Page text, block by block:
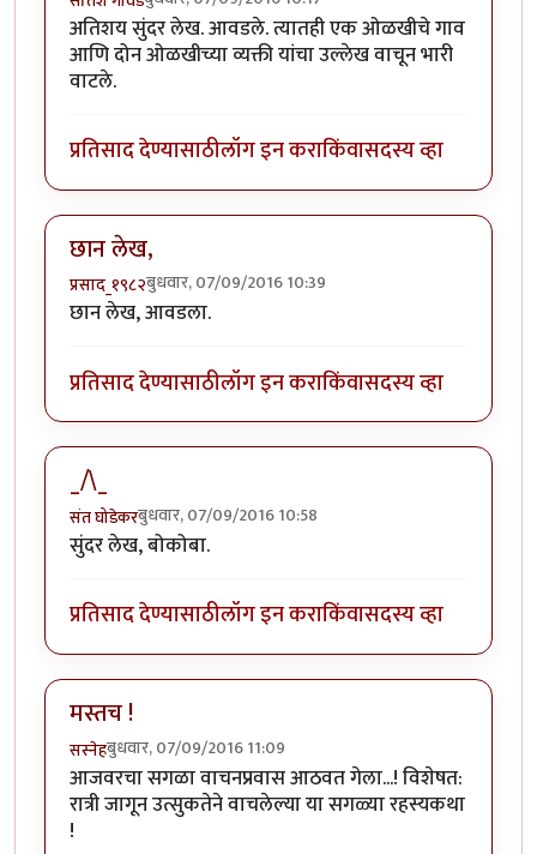
अतिशय सुंदर लेख. आवडले. त्यातही एक ओळखीचे गाव
आणि दोन ओळखीच्या व्यक्ती यांचा उल्लेख वाचून भारी
वाटले.
प्रतिसाद देण्यासाठीलॉग इन कराकिंवासदस्य व्हा
छान लेख,
प्रसाद_१९८२बुधवार, 07/09/2016 10:39
छान लेख, आवडला.
प्रतिसाद देण्यासाठीलॉग इन कराकिंवासदस्य व्हा
_/\_
संत घोडेकरबुधवार, 07/09/2016 10:58
सुंदर लेख, बोकोबा.
प्रतिसाद देण्यासाठीलॉग इन कराकिंवासदस्य व्हा
मस्तच !
सस्नेहबुधवार, 07/09/2016 11:09
आजवरचा सगळा वाचनप्रवास आठवत गेला...! विशेषत:
रात्री जागून उत्सुकतेने वाचलेल्या या सगळ्या रहस्यकथा
!